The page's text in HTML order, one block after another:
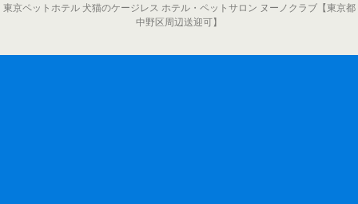
東京ペットホテル 犬猫のケージレス ホテル・ペットサロン ヌーノクラブ【東京都
中野区周辺送迎可】